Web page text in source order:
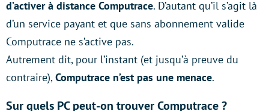
d’activer à distance Computrace. D’autant qu’il s’agit là
d’un service payant et que sans abonnement valide
Computrace ne s’active pas.
Autrement dit, pour l’instant (et jusqu’à preuve du
contraire),Computrace n’est pas une menace.
Sur quels PC peut-on trouver Computrace ?